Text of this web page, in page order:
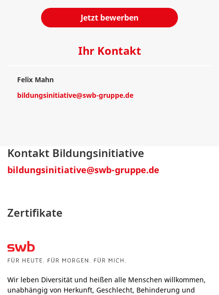
Jetzt bewerben
Ihr Kontakt
Felix Mahn
bildungsinitiative@swb-gruppe.de
Kontakt Bildungsinitiative
bildungsinitiative@swb-gruppe.de
Zertifikate
Wir leben Diversität und heißen alle Menschen willkommen,
unabhängig von Herkunft, Geschlecht, Behinderung und